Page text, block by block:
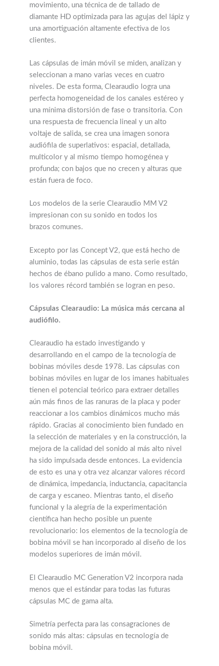
movimiento, una técnica de de tallado de
diamante HD optimizada para las agujas del lápiz y
una amortiguación altamente efectiva de los
clientes.
Las cápsulas de imán móvil se miden, analizan y
seleccionan a mano varias veces en cuatro
niveles. De esta forma, Clearaudio logra una
perfecta homogeneidad de los canales estéreo y
una mínima distorsión de fase o transitoria. Con
una respuesta de frecuencia lineal y un alto
voltaje de salida, se crea una imagen sonora
audiófila de superlativos: espacial, detallada,
multicolor y al mismo tiempo homogénea y
profunda; con bajos que no crecen y alturas que
están fuera de foco.
Los modelos de la serie Clearaudio MM V2
impresionan con su sonido en todos los
brazos comunes.
Excepto por las Concept V2, que está hecho de
aluminio, todas las cápsulas de esta serie están
hechos de ébano pulido a mano. Como resultado,
los valores récord también se logran en peso.
Cápsulas Clearaudio: La música más cercana al
audiófilo.
Clearaudio ha estado investigando y
desarrollando en el campo de la tecnología de
bobinas móviles desde 1978. Las cápsulas con
bobinas móviles en lugar de los imanes habituales
tienen el potencial teórico para extraer detalles
aún más finos de las ranuras de la placa y poder
reaccionar a los cambios dinámicos mucho más
rápido. Gracias al conocimiento bien fundado en
la selección de materiales y en la construcción, la
mejora de la calidad del sonido al más alto nivel
ha sido impulsada desde entonces. La evidencia
de esto es una y otra vez alcanzar valores récord
de dinámica, impedancia, inductancia, capacitancia
de carga y escaneo. Mientras tanto, el diseño
funcional y la alegría de la experimentación
científica han hecho posible un puente
revolucionario: los elementos de la tecnología de
bobina móvil se han incorporado al diseño de los
modelos superiores de imán móvil.
El Clearaudio MC Generation V2 incorpora nada
menos que el estándar para todas las futuras
cápsulas MC de gama alta.
Simetría perfecta para las consagraciones de
sonido más altas: cápsulas en tecnología de
bobina móvil.